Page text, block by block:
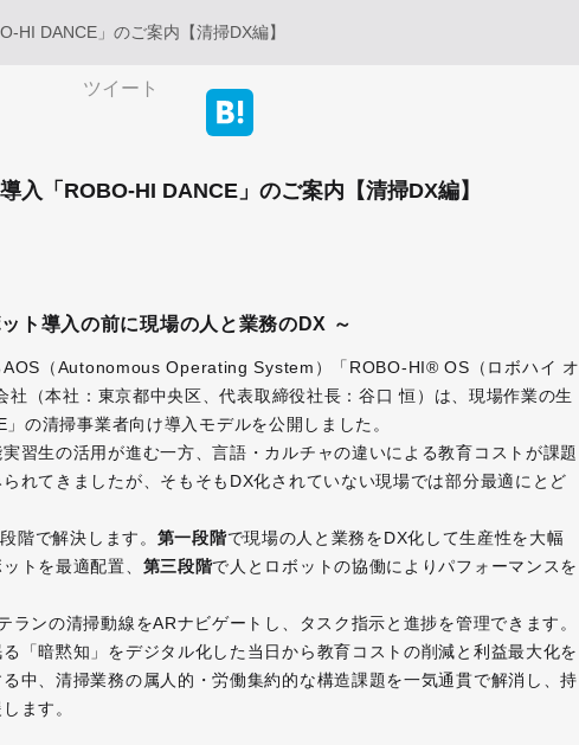
HI DANCE」のご案内【清掃DX編】
ツイート
入「ROBO-HI DANCE」のご案内【清掃DX編】
ト導入の前に現場の人と業務のDX ～
AOS（Autonomous Operating System）「ROBO-HI® OS（ロボハイ オ
（本社：東京都中央区、代表取締役社長：谷口 恒）は、現場作業の生
の清掃事業者向け導入モデルを公開しました。
習生の活用が進む一方、言語・カルチャの違いによる教育コストが課題
れてきましたが、そもそもDX化されていない現場では部分最適にとど
階で解決します。 第一段階で現場の人と業務をDX化して生産性を大幅
トを最適配置、 第三段階で人とロボットの協働によりパフォーマンスを
ランの清掃動線をARナビゲートし、タスク指示と進捗を管理できます。
「暗黙知」をデジタル化した当日から教育コストの削減と利益最大化を
中、清掃業務の属人的・労働集約的な構造課題を一気通貫で解消し、持
ます。